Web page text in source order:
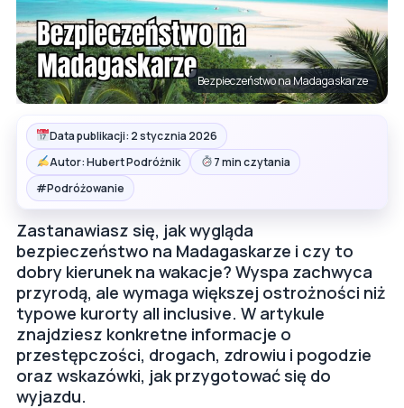
Bezpieczeństwo na Madagaskarze
Data publikacji: 2 stycznia 2026
Autor: Hubert Podróżnik
7 min czytania
#Podróżowanie
Zastanawiasz się, jak wygląda
bezpieczeństwo na Madagaskarze i czy to
dobry kierunek na wakacje? Wyspa zachwyca
przyrodą, ale wymaga większej ostrożności niż
typowe kurorty all inclusive. W artykule
znajdziesz konkretne informacje o
przestępczości, drogach, zdrowiu i pogodzie
oraz wskazówki, jak przygotować się do
wyjazdu.